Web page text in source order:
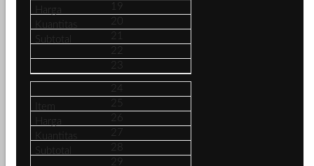
19
20
21
23
25
26
27
28
29